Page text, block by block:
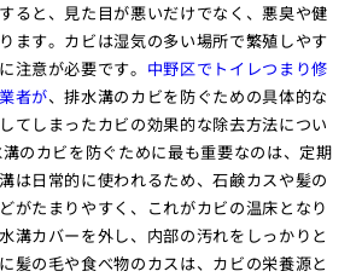
ると、見た目が悪いだけでなく、悪臭や健
ます。カビは湿気の多い場所で繁殖しやす
注意が必要です。 中野区でトイレつまり修
者が、排水溝のカビを防ぐための具体的な
てしまったカビの効果的な除去方法につい
のカビを防ぐために最も重要なのは、定期
は日常的に使われるため、石鹸カスや髪の
がたまりやすく、これがカビの温床となり
溝カバーを外し、内部の汚れをしっかりと
髪の毛や食べ物のカスは、カビの栄養源と